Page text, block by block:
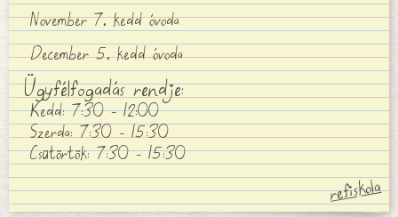
November 7. kedd óvoda
December 5. kedd óvoda
Ügyfélfogadás rendje:
Kedd: 7:30 - 12:00
Szerda: 7:30 - 15:30
Csütörtök: 7:30 - 15:30